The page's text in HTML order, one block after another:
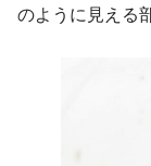
のように見える